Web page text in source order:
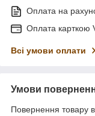
Оплата на
Оплата карткою
Всі умови оплати
Умови
Повернення товару